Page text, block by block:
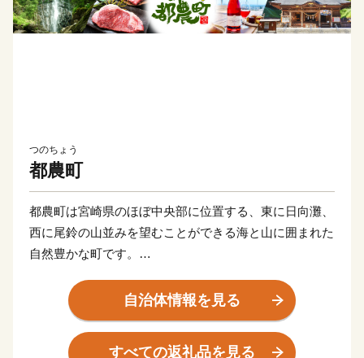
つのちょう
都農町
都農町は宮崎県のほぼ中央部に位置する、東に日向灘、
西に尾鈴の山並みを望むことができる海と山に囲まれた
自然豊かな町です。
わった『都農ワイン』は、国内での度重なる受賞歴に加
え、世界的に権戚のあるワイン百科『Wine Report』で
も紹介されるなど、世界からも高い評価を受けていま
自治体情報を見る
すべての返礼品を見る